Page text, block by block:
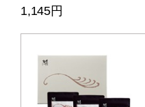
1,145円